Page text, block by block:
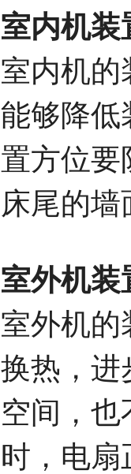
室内机装
室内机的
能够降低
置方位要
床尾的
室外机装
室外机的
换热，进
空间，
时，电扇